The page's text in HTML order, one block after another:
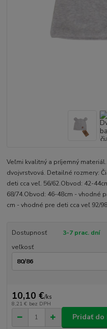
Veľmi kvalitný a príjemný
dvojvrstvová. Detailné rozmery:
deti cca veľ. 56/62.Obvod: 42-
68/74.Obvod: 46-48cm - vhodné
cm - vhodné pre deti cca veľ 92/
Dostupnosť
3-7 prac. dní
veľkosť
10,10 €/ks
8,21 € bez DPH
Pridať do